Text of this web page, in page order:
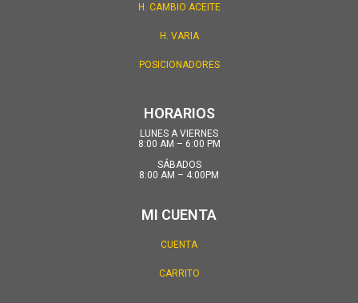
H. CAMBIO ACEITE
H. VARIA
POSICIONADORES
HORARIOS
LUNES A VIERNES
8:00 AM – 6:00 PM
SÁBADOS
8:00 AM – 4:00PM
MI CUENTA
CUENTA
CARRITO